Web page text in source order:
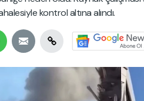
kontrol altına alındı.